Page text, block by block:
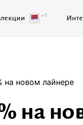
+1
на новом лайнере
на